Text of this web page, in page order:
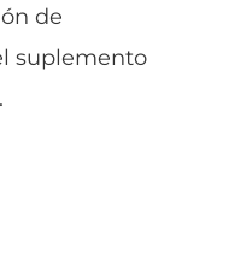
de
suplemento